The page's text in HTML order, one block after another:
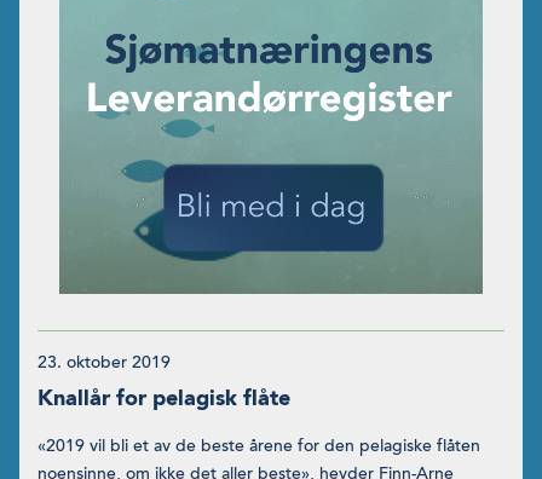
23. oktober 2019
Knallår for pelagisk flåte
«2019 vil bli et av de beste årene for den pelagiske flåten
noensinne, om ikke det aller beste», hevder Finn-Arne